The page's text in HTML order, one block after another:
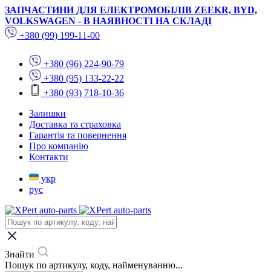
ЗАПЧАСТИНИ ДЛЯ ЕЛЕКТРОМОБІЛІВ ZEEKR, BYD,
VOLKSWAGEN - В НАЯВНОСТІ НА СКЛАДІ
+380 (99) 199-11-00
+380 (96) 224-90-79
+380 (95) 133-22-22
+380 (93) 718-10-36
Залишки
Доставка та страховка
Гарантія та повернення
Про компанію
Контакти
укр
рус
Знайти
Пошук по артикулу, коду, найменуванню...